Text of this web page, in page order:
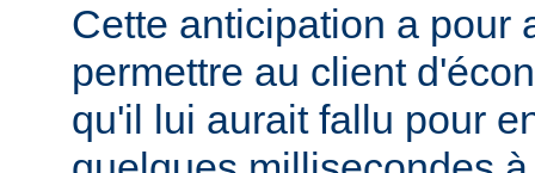
Cette anticipation a pour
permettre au client
qu'il lui aurait fallu pour